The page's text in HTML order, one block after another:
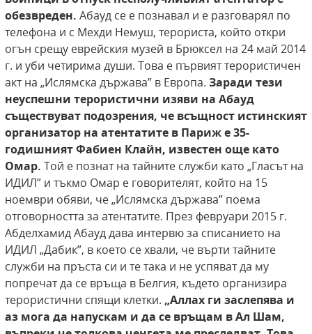
обезвреден. Абауд се е познавал и е разговарял по
телефона и с Мехди Немуш, терориста, който откри
огън срещу еврейския музей в Брюксел на 24 май 2014
г. и уби четирима души. Това е първият терористичен
акт на „Ислямска държава” в Европа. Заради тези
неуспешни терористични изяви на Абауд
съществуват подозрения, че всъщност истинският
организатор на атентатите в Париж е 35-
годишният Фабиен Клайн, известен още като
Омар. Той е познат на тайните служби като „Гласът на
ИДИЛ” и тъкмо Омар е говорителят, който на 15
ноември обяви, че „Ислямска държава” поема
отговорността за атентатите. През февруари 2015 г.
Абделхамид Абауд дава интервю за списанието на
ИДИЛ „Дабик”, в което се хвали, че върти тайните
служби на пръста си и те така и не успяват да му
попречат да се връща в Белгия, където организира
терористични спящи клетки. „Аллах ги заслепява и
аз мога да напускам и да се връщам в Ал Шам,